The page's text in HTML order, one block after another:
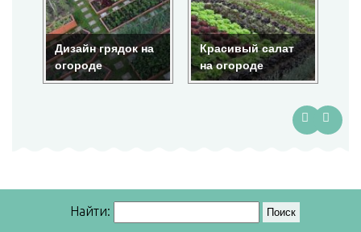
Дизайн грядок на
огороде
Красивый салат
на огороде
Найти: